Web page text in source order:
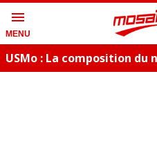
menu
MENU
USMo : La composition